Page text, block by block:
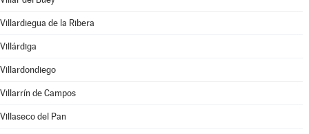
Villardiegua de la Ribera
Villárdiga
Villardondiego
Villarrín de Campos
Villaseco del Pan